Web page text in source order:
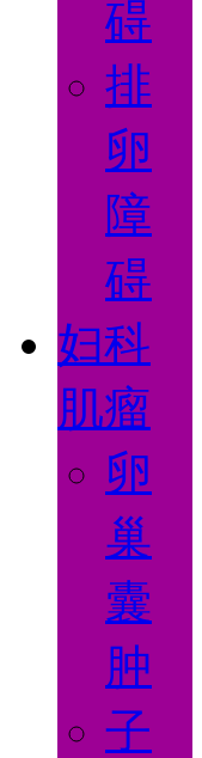
碍
排
卵
障
碍
妇科
肌瘤
卵
巢
囊
肿
子